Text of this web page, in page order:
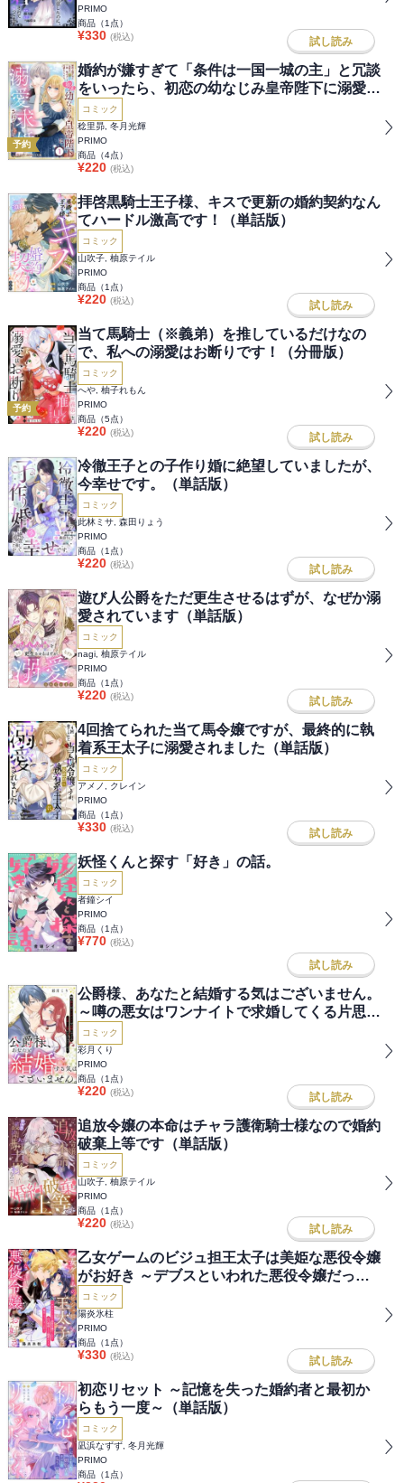
PRIMO
商品（1 点）
¥330 (税込) 試し読み
予約
婚約が嫌すぎて「条件は一国一城の主」と冗談
をいったら、初恋の幼なじみ皇帝陛下に溺愛求
婚されてしまいました（分冊版）
コミック
稔里昴, 冬月光輝
PRIMO
商品（4点）
¥220 (税込)
拝啓黒騎士王子様、キスで更新の婚約契約なん
てハードル激高です！（単話版）
コミック
山吹子, 柚原テイル
PRIMO
商品（1 点）
¥220 (税込) 試し読み
予約
当て馬騎士（※義弟）を推しているだけなの
で、私への溺愛はお断りです！（分冊版）
コミック
へや, 柚子れもん
PRIMO
商品（5点）
¥220 (税込) 試し読み
冷徹王子との子作り婚に絶望していましたが、
今幸せです。（単話版）
コミック
此林ミサ, 森田りょう
PRIMO
商品（1 点）
¥220 (税込) 試し読み
遊び人公爵をただ更生させるはずが、なぜか溺
愛されています（単話版）
コミック
nagi, 柚原テイル
PRIMO
商品（1 点）
¥220 (税込) 試し読み
4回捨てられた当て馬令嬢ですが、最終的に執
着系王太子に溺愛されました（単話版）
コミック
アメノ, クレイン
PRIMO
商品（1 点）
¥330 (税込) 試し読み
妖怪くんと探す「好き」の話。
コミック
者鐘シイ
PRIMO
商品（1 点）
¥770 (税込)
試し読み
公爵様、あなたと結婚する気はございません。
～噂の悪女はワンナイトで求婚してくる片思い
公爵になびきたくない～（分冊版）
コミック
彩月くり
PRIMO
商品（1 点）
¥220 (税込) 試し読み
追放令嬢の本命はチャラ護衛騎士様なので婚約
破棄上等です（単話版）
コミック
山吹子, 柚原テイル
PRIMO
商品（1 点）
¥220 (税込) 試し読み
乙女ゲームのビジュ担王太子は美姫な悪役令嬢
がお好き ～デブスといわれた悪役令嬢だった
のに、自己管理したら溺愛ルート確定しちゃい
ました！？～（単話版）
コミック
陽炎氷柱
PRIMO
商品（1 点）
¥330 (税込) 試し読み
初恋リセット ～記憶を失った婚約者と最初か
らもう一度～（単話版）
コミック
凪浜なずず, 冬月光輝
PRIMO
商品（1 点）